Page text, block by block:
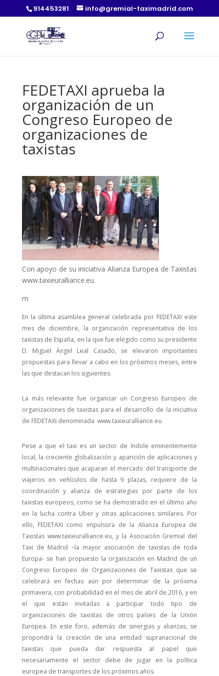
914453281 info@gremial-taximadrid.com
FEDETAXI aprueba la
organización de un
Congreso Europeo de
organizaciones de
taxistas
Con apoyo de su iniciativa Alianza Europea de Taxistas
www.taxieuralliance.eu.
rn
En la última asamblea general celebrada por FEDETAXI este
mes de diciembre, la organización representativa de los
taxistas de España, en la que fue elegido como su presidente
D. Miguel Ángel Leal Casado, se elevaron importantes
propuestas para llevar a cabo en los próximos meses, entre
las que destacan los siguientes.
La más relevante fue organizar un Congreso Europeo de
organizaciones de taxistas para el desarrollo de la iniciativa
de FEDETAXI denominada www.taxieuralliance.eu
Pese a que el taxi es un sector de índole eminentemente
local, la creciente globalización y aparición de aplicaciones y
multinacionales que acaparan el mercado del transporte de
viajeros en vehículos de hasta 9 plazas, requiere de la
coordinación y alianza de estrategias por parte de los
taxistas europeos, como se ha demostrado en el último año
en la lucha contra Uber y otras aplicaciones similares. Por
ello, FEDETAXI como impulsora de la Alianza Europea de
Taxistas www.taxieuralliance.eu, y la Asociación Gremial del
Taxi de Madrid –la mayor asociación de taxistas de toda
Europa- se han propuesto la organización en Madrid de un
Congreso Europeo de Organizaciones de Taxistas que se
celebrará en fechas aún por determinar de la próxima
primavera, con probabilidad en el mes de abril de 2016, y en
el que están invitadas a participar todo tipo de
organizaciones de taxistas de otros países de la Unión
Europea. En este foro, además de sinergias y alianzas, se
propondrá la creación de una entidad supranacional de
taxistas que pueda dar respuesta al papel que
necesariamente el sector debe de jugar en la política
europea de transportes de los próximos años.